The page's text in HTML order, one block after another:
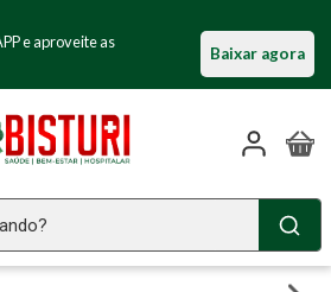
e aproveite as
Baixar agora